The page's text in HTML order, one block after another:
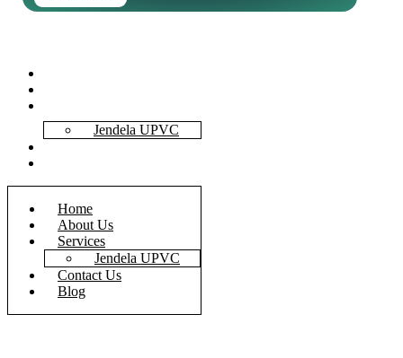
Jendela UPVC
Home
About Us
Services
Jendela UPVC
Contact Us
Blog